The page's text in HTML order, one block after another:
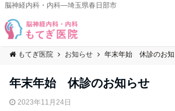
脳神経内科・内科―埼玉県春日部市
もてぎ医院 お知らせ 年末年始 休診のお知
年末年始 休診のお知らせ
2023年11月24日